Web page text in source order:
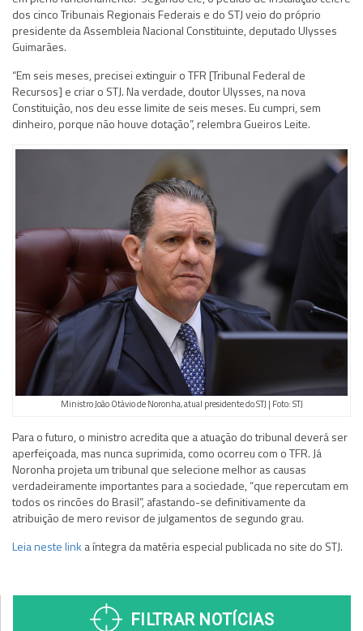
dos cinco Tribunais Regionais Federais e do STJ veio do próprio
presidente da Assembleia Nacional Constituinte, deputado Ulysses
Guimarães.
“Em seis meses, precisei extinguir o TFR [Tribunal Federal de
Recursos] e criar o STJ. Na verdade, doutor Ulysses, na nova
Constituição, nos deu esse limite de seis meses. Eu cumpri, sem
dinheiro, porque não houve dotação”, relembra Gueiros Leite.
Ministro João Otávio de Noronha, atual presidente do STJ | Foto: STJ
Para o futuro, o ministro acredita que a atuação do tribunal deverá ser
aperfeiçoada, mas nunca suprimida, como ocorreu com o TFR. Já
Noronha projeta um tribunal que selecione melhor as causas
verdadeiramente importantes para a sociedade, “que repercutam em
todos os rincões do Brasil”, afastando-se definitivamente da
atribuição de mero revisor de julgamentos de segundo grau.
Leia neste link a íntegra da matéria especial publicada no site do STJ.
FILTRAR NOTÍCIAS